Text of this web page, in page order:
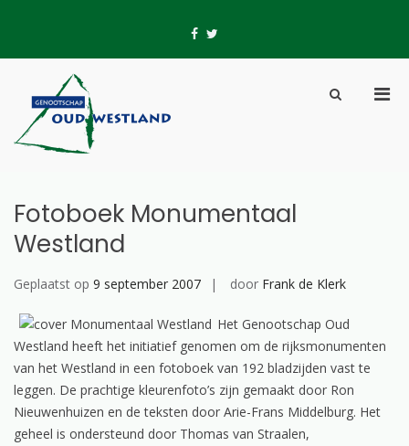
fb
Show
Fotoboek Monumentaal
Westland
Geplaatst op 9 september 2007 door Frank de Klerk
Het Genootschap Oud
Westland heeft het initiatief genomen om de rijksmonumenten
van het Westland in een fotoboek van 192 bladzijden vast te
leggen. De prachtige kleurenfoto’s zijn gemaakt door Ron
Nieuwenhuizen en de teksten door Arie-Frans Middelburg. Het
geheel is ondersteund door Thomas van Straalen,